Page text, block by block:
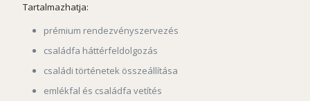
Tartalmazhatja:
prémium rendezvényszervezés
családfa háttérfeldolgozás
családi történetek összeállítása
emlékfal és családfa vetítés